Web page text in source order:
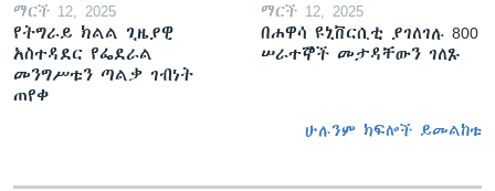
ማርች 12, 2025
የትግራይ ክልል ጊዜያዊ
አስተዳደር የፌደራል
መንግሥቱን ጣልቃ ገብነት
ጠየቀ
ማርች 12, 2025
በሐዋሳ ዩኒቨርሲቲ ያገለገሉ 800
ሠራተኞች መታዳቸውን ገለጹ
ሁሉንም ክፍሎች ይመልከቱ